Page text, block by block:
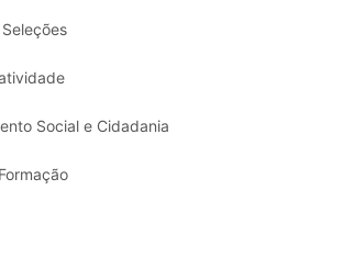
Social e Cidadania